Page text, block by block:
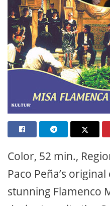
Color, 52 min.,
Paco Peña’s
stunning Flamenco